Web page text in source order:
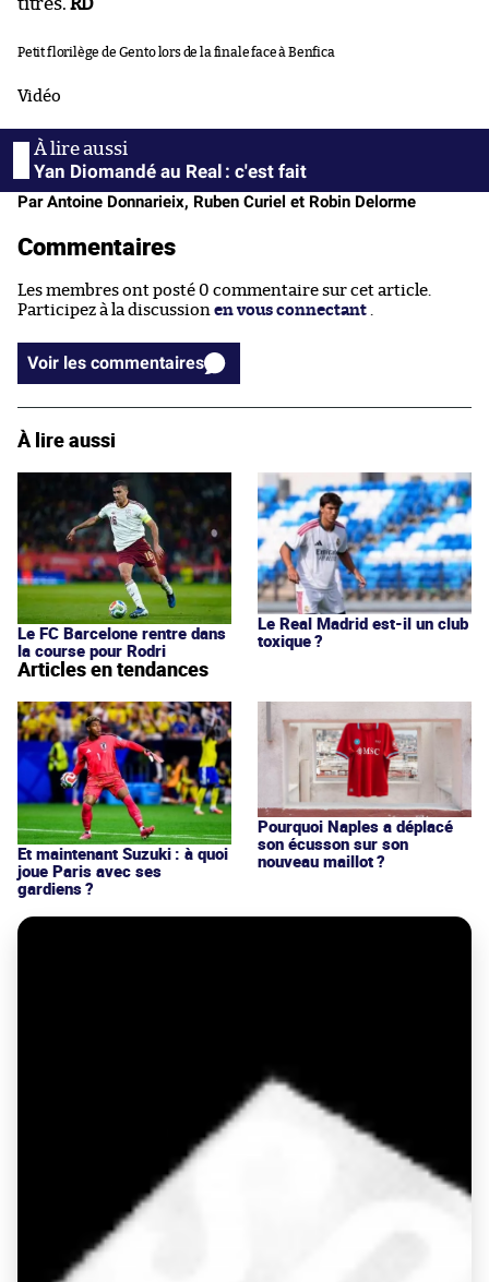
Petit florilège de Gento lors de la finale face à Benfica
Vidéo
Yan Diomandé au Real : c'est fait
Par Antoine Donnarieix, Ruben Curiel et Robin Delorme
Commentaires
Les membres ont posté 0 commentaire sur cet article.
Participez à la discussion en vous connectant
Voir les commentaires
À lire aussi
Le FC Barcelone rentre dans
la course pour Rodri
Le Real Madrid est-il un club
toxique ?
Articles en tendances
Et maintenant Suzuki : à quoi
joue Paris avec ses
gardiens ?
Pourquoi Naples a déplacé
son écusson sur son
nouveau maillot ?